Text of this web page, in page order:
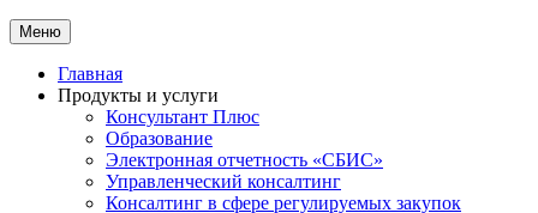
Меню
Главная
Продукты и услуги
Консультант Плюс
Образование
Электронная отчетность «СБИС»
Управленческий консалтинг
Консалтинг в сфере регулируемых закупок